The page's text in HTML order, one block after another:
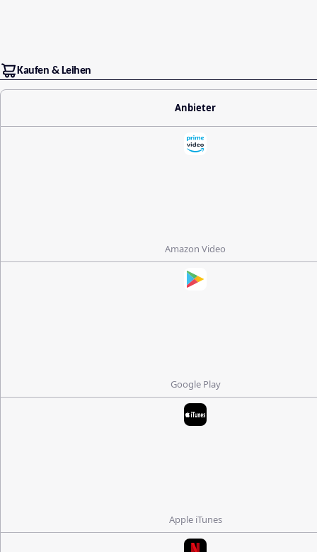
Kaufen & Leihen
Anbieter
Amazon Video
Google Play
Apple iTunes